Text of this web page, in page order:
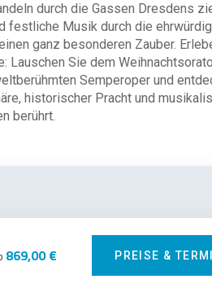
durch die Gassen Dresdens
festliche Musik durch die
ganz besonderen Zauber.
Sie dem
Semperoper und
historischer Pracht und
berührt.
869,00 € PREISE &